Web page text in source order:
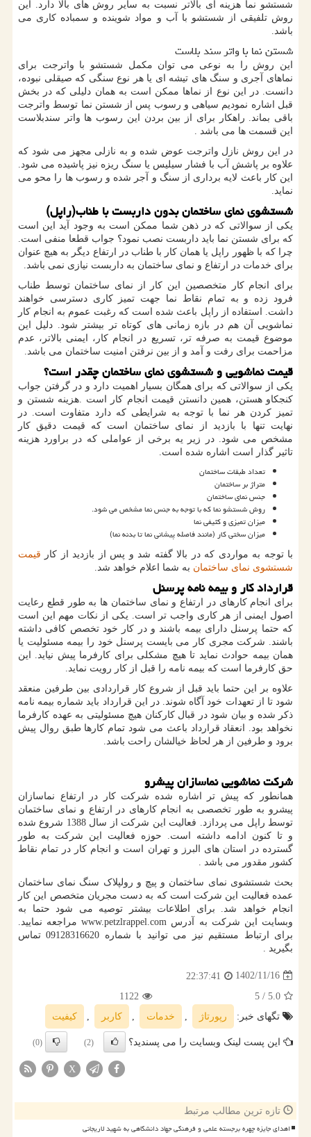
شستشو نما هزینه ای بالاتر نسبت به سایر روش های بالا دارد. این
روش تلفیقی از شستشو با آب و مواد شوینده و سمباده کاری می
باشد.
شستن نما با واتر سند بلاست
این روش را به نوعی می توان مکمل شستشو با واترجت برای
نماهای آجری و سنگ های تیشه ای یا هر نوع سنگی که صیقلی نبوده،
دانست. در این نوع از نماها ممکن است به همان دلیلی که در بخش
قبل اشاره نمودیم سیاهی و رسوب پس از شستن نما توسط واترجت
باقی بماند. راهکار برای از بین بردن این رسوب ها واتر سندبلاست
این قسمت ها می باشد
در این روش نازل واترجت عوض شده و به نازلی مجهز می شود که
علاوه بر پاشش آب با فشار سیلیس یا سنگ ریزه نیز پاشیده می شود.
این کار باعث لایه برداری از سنگ و آجر شده و رسوب ها را محو می
نماید.
شستشوی نمای ساختمان بدون داربست با طناب(راپل)
یکی از سوالاتی که در ذهن شما ممکن است به وجود آید این است
که برای شستن نما باید داربست نصب نمود؟ جواب قطعا منفی است.
چرا که با ظهور راپل یا همان کار با طناب در ارتفاع دیگر به هیچ عنوان
برای خدمات در ارتفاع و نمای ساختمان به داربست نیازی نمی باشد.
برای انجام کار متخصصین این کار از نمای ساختمان توسط طناب
فرود زده و به تمام نقاط نما جهت تمیز کاری دسترسی خواهند
داشت. استفاده از راپل باعث شده است که رغبت عموم به انجام کار
نماشویی آن هم در بازه زمانی های کوتاه تر بیشتر شود. دلیل این
موضوع قیمت به صرفه تر، تسریع در انجام کار، ایمنی بالاتر، عدم
مزاحمت برای رفت و آمد و از بین نرفتن امنیت ساختمان می باشد.
قیمت نماشویی و شستشوی نمای ساختمان چقدر است؟
یکی از سوالاتی که برای همگان بسیار اهمیت دارد و در گرفتن جواب
کنجکاو هستن، همین دانستن قیمت انجام کار است
هزینه شستن و
تمیز کردن هر نما با توجه به شرایطی که دارد متفاوت است. در
نهایت تنها با بازدید از نمای ساختمان است که قیمت دقیق کار
مشخص می شود. در زیر یه برخی از عواملی که در براورد هزینه
تاثیر گذار است اشاره شده است.
تعداد طبقات ساختمان
متراژ بر ساختمان
جنس نمای ساختمان
روش شستشو نما که با توجه به جنس نما مشخص می شود.
میزان تمیزی و کثیفی نما
میزان سختی کار (مانند فاصله پیشانی نما تا بدنه نما)
با توجه به مواردی که در بالا گفته شد و پس از بازدید از کار قیمت
شستشوی نمای ساختمان به شما اعلام خواهد شد.
قرارداد کار و بیمه نامه پرسنل
برای انجام کارهای در ارتفاع و نمای ساختمان ها به طور قطع رعایت
اصول ایمنی از هر کاری واجب تر است. یکی از نکات مهم این است
که حتما پرسنل دارای بیمه باشند و در کار خود تخصص کافی داشته
باشند. شرکت مجری کار می بایست پرسنل خود را بیمه مسئولیت یا
همان بیمه حوادث نماید تا هیچ مشکلی برای کارفرما پیش نیاید. این
حق کارفرما است که بیمه نامه را قبل از کار رویت نماید.
علاوه بر این حتما باید قبل از شروع کار قراردادی بین طرفین منعقد
شود تا از تعهدات خود آگاه شوند. در این قرارداد باید شماره بیمه نامه
ذکر شده و بیان شود در قبال کارکنان هیچ مسئولیتی به عهده کارفرما
نخواهد بود. انعقاد قرارداد باعث می شود تمام کارها طبق روال پیش
برود و طرفین از هر لحاظ خیالشان راحت باشد.
شرکت نماشویی نماسازان پیشرو
همانطور که پیش تر اشاره شده شرکت کار در ارتفاع نماسازان
پیشرو به طور تخصصی به انجام کارهای در ارتفاع و نمای ساختمان
توسط راپل می پردازد. فعالیت این شرکت از سال 1388 شروع شده
و تا کنون ادامه داشته است. حوزه فعالیت این شرکت به طور
گسترده در استان های البرز و تهران است و انجام کار در تمام نقاط
کشور مقدور می باشد
بحث شستشوی نمای ساختمان و پیچ و رولپلاک سنگ نمای ساختمان
عمده فعالیت این شرکت است که به دست مجریان متخصص این کار
انجام خواهد شد. برای اطلاعات بیشتر توصیه می شود حتما به
وبسایت این شرکت به آدرس www.petzlrappel.com مراجعه نمایید.
برای ارتباط مستقیم نیز می توانید با شماره 09128316620 تماس
بگیرید
1402/11/16
22:37:41
5.0
/ 5
1122
تگهای خبر:
رپورتاژ , خدمات , كاربر , كیفیت
این پست لینک وبسایت را می پسندید؟ (2)
(0)
X
تازه ترین مطالب مرتبط
اهدای جایزه چهره برجسته علمی و فرهنگی جهاد دانشگاهی به شهید لاریجانی